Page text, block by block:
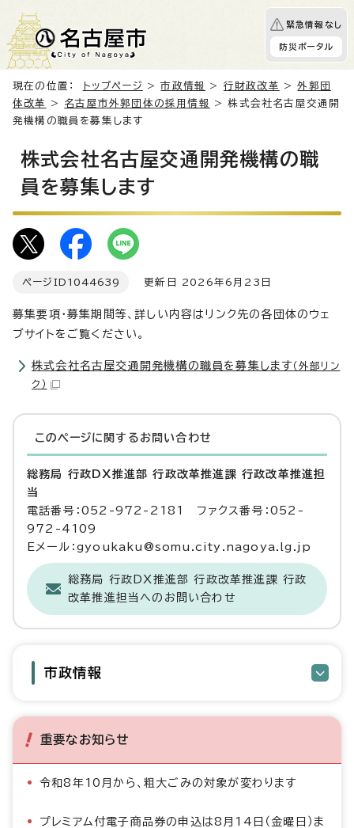
緊急情報なし
防災ポータル
現在の位置： トップページ >市政情報 > 行財政改革 >外郭団
体改革
> 名古屋市外郭団体の採用情報
> 株式会社名古屋交通開
発機構の職員を募集します
株式会社名古屋交通開発機構の職
員を募集します
ページID 1044639 更新日 2026年6月23日
募集要項・募集期間等、詳しい内容はリンク先の各団体のウェ
ブサイトをご覧ください。
株式会社名古屋交通開発機構の職員を募集します （外部リン
ク）
このページに関する お問い合わせ
総務局 行政DX推進部 行政改革推進課 行政改革推進担
当
電話番号：052-972-2181 ファクス番号：052-
972-4109
Eメール：gyoukaku@somu.city.nagoya.lg.jp
総務局 行政DX推進部 行政改革推進課 行政
改革推進担当へのお問い合わせ
市政情報
重要なお知らせ
令和8年10月から、粗大ごみの対象が変わります
プレミアム付電子商品券の申込は8月14日（金曜日）ま